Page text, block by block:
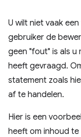
U wilt niet vaak
gebruiker de
geen "fout" is als
heeft gevraagd.
statement zoals
af te handelen.
Hier is een
heeft om inhoud